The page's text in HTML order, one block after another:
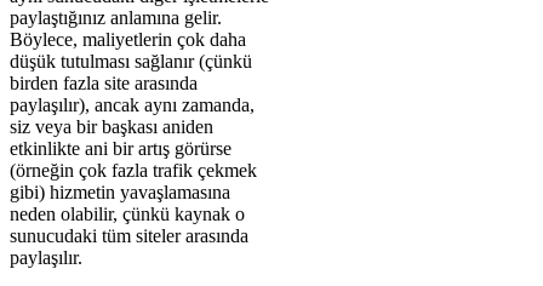
paylaştığınız anlamına gelir.
Böylece, maliyetlerin çok daha
düşük tutulması sağlanır (çünkü
birden fazla site arasında
paylaşılır), ancak aynı zamanda,
siz veya bir başkası aniden
etkinlikte ani bir artış görürse
(örneğin çok fazla trafik çekmek
gibi) hizmetin yavaşlamasına
neden olabilir, çünkü kaynak o
sunucudaki tüm siteler arasında
paylaşılır.